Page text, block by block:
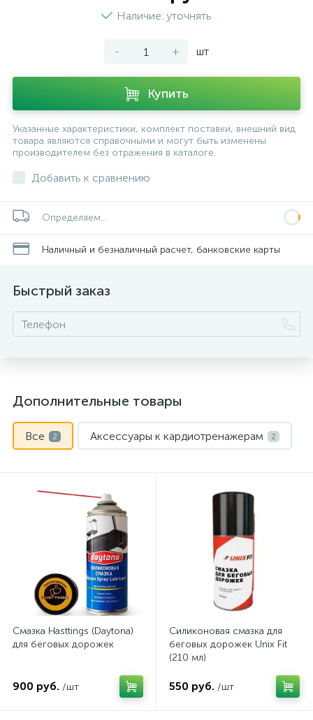
Наличие: уточнять
- + шт
Купить
Указанные характеристики, комплект поставки, внешний вид
товара являются справочными и могут быть изменены
производителем без отражения в каталоге.
Добавить к сравнению
Определяем...
Наличный и безналичный расчет, банковские карты
Быстрый заказ
Дополнительные товары
Все 2 Аксессуары к кардиотренажерам 2
Смазка Hasttings (Daytona)
для беговых дорожек
900 руб. /шт
Силиконовая смазка для
беговых дорожек Unix Fit
(210 мл)
550 руб. /шт